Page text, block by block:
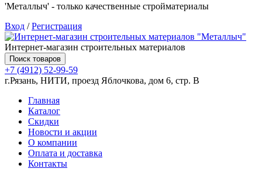
'Металлыч' - только качественные стройматериалы
Вход /Регистрация
Интернет-магазин строительных материалов
Поиск товаров
+7 (4912) 52-99-59
г.Рязань, НИТИ, проезд Яблочкова, дом 6, стр. В
Главная
Каталог
Скидки
Новости и акции
О компании
Оплата и доставка
Контакты